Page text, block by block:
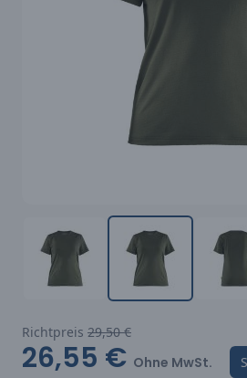
Richtpreis 29,50 €
26,55 € Ohne MwSt.